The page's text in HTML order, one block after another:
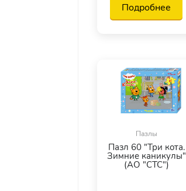
Подробнее
Пазлы
Пазл 60 "Три кота.
Зимние каникулы"
(АО "СТС")